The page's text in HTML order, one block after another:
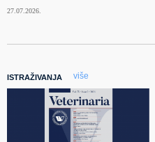
27.07.2026.
ISTRAŽIVANJA više